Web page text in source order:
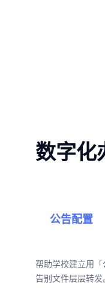
数字化
公告配置
帮助学校建立用
告别文件层层转发